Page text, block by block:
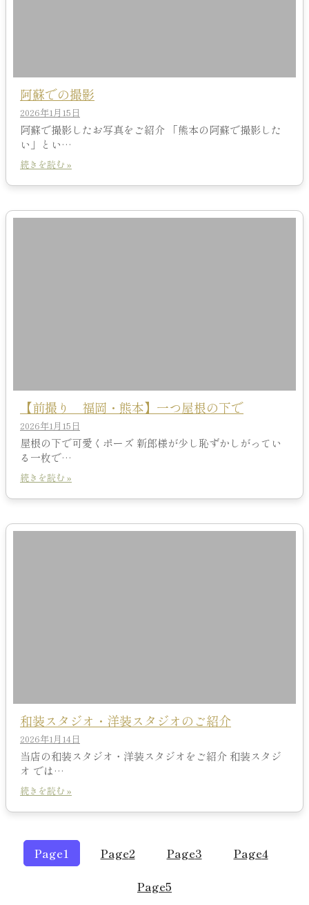
阿蘇での撮影
2026年1月15日
阿蘇で撮影したお写真をご紹介 「熊本の阿蘇で撮影した
い」とい…
続きを読む »
【前撮り 福岡・熊本】一つ屋根の下で
2026年1月15日
屋根の下で可愛くポーズ 新郎様が少し恥ずかしがってい
る一枚で…
続きを読む »
和装スタジオ・洋装スタジオのご紹介
2026年1月14日
当店の和装スタジオ・洋装スタジオをご紹介 和装スタジ
オ では…
続きを読む »
Page1 Page2 Page3 Page4
Page5